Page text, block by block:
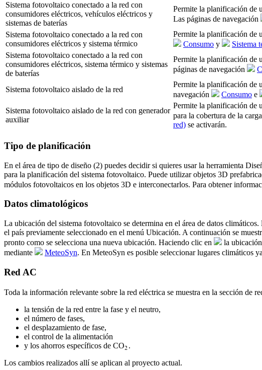
Sistema fotovoltaico conectado a la red con
consumidores eléctricos, vehículos eléctricos y
sistemas de baterías
Permite la planificación de
Las páginas de navegación
Sistema fotovoltaico conectado a la red con
consumidores eléctricos y sistema térmico
Permite la planificación de
Consumo y Sistema
Sistema fotovoltaico conectado a la red con
consumidores eléctricos, sistema térmico y sistemas
de baterías
Permite la planificación de
páginas de navegación
Sistema fotovoltaico aislado de la red
Permite la planificación de
navegación
Consumo e
Sistema fotovoltaico aislado de la red con generador
auxiliar
Permite la planificación de
para la cobertura de la
red) se activarán.
Tipo de planificación
En el área de tipo de diseño (2) puedes decidir si quieres usar la herramienta
para la planificación del sistema fotovoltaico. Puede utilizar objetos 3D
módulos fotovoltaicos en los objetos 3D e interconectarlos. Para obtener
Datos climatológicos
La ubicación del sistema fotovoltaico se determina en el área de datos
el país previamente seleccionado en el menú Ubicación. A continuación se
pronto como se selecciona una nueva ubicación. Haciendo clic en
la
mediante
MeteoSyn. En MeteoSyn es posible seleccionar lugares climáticos
Red AC
Toda la información relevante sobre la red eléctrica se muestra en la sección de
la tensión de la red entre la fase y el neutro,
el número de fases,
el desplazamiento de fase,
el control de la alimentación
y los ahorros específicos de CO2.
Los cambios realizados allí se aplican al proyecto actual.